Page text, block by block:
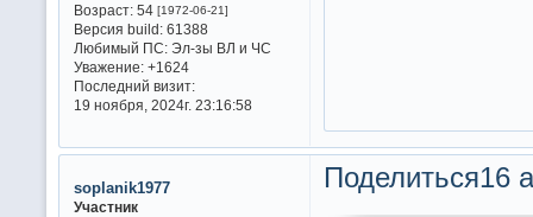
Возраст:54 [1972-06-21]
Версия build:61388
Любимый ПС:Эл-зы ВЛ и ЧС
Уважение: +1624
Последний визит:
19 ноября, 2024г. 23:16:58
Поделиться16
soplanik1977
Участник